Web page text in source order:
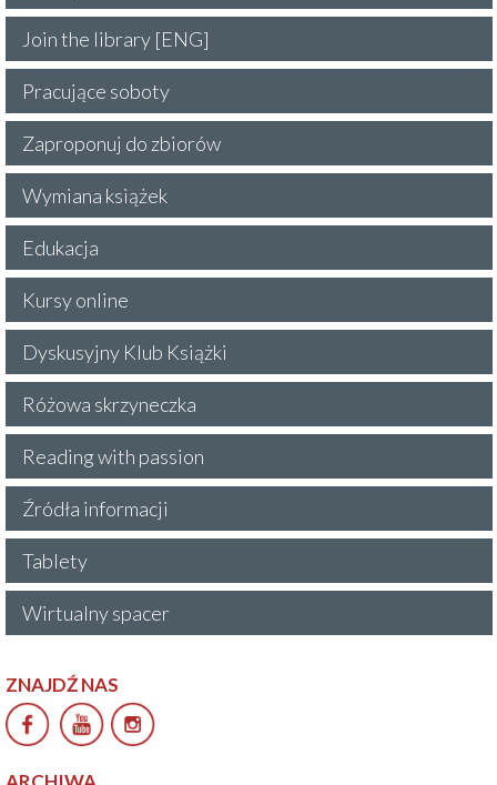
Join the library [ENG]
Pracujące soboty
Zaproponuj do zbiorów
Wymiana książek
Edukacja
Kursy online
Dyskusyjny Klub Książki
Różowa skrzyneczka
Reading with passion
Źródła informacji
Tablety
Wirtualny spacer
ZNAJDŹ NAS